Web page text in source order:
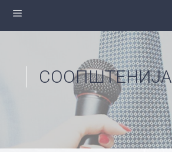
СООПШТЕНИЈА